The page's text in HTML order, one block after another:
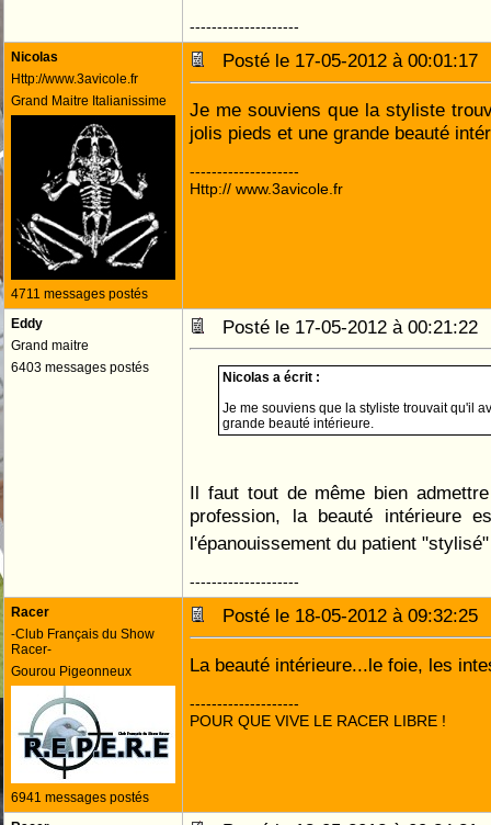
--------------------
Nicolas
Http://www.3avicole.fr
Grand Maitre Italianissime
4711 messages postés
Posté le 17-05-2012 à
Je me souviens que la styliste
jolis pieds et une grande beauté
--------------------
Http:// www.3avicole.fr
Eddy
Grand maitre
6403 messages postés
Posté le 17-05-2012 à
Nicolas a écrit :
Je me souviens que la styliste trouvait qu'il
grande beauté intérieure.
Il faut tout de même bien
profession, la beauté intérieure
l'épanouissement du patient
--------------------
Racer
-Club Français du Show
Racer-
Gourou Pigeonneux
6941 messages postés
Posté le 18-05-2012 à
La beauté intérieure...le foie, les
--------------------
POUR QUE VIVE LE RACER LIBRE !